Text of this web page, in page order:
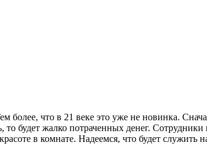
что в 21 веке это уже не новинка.
будет жалко потраченных денег.
в комнате. Надеемся, что будет служить